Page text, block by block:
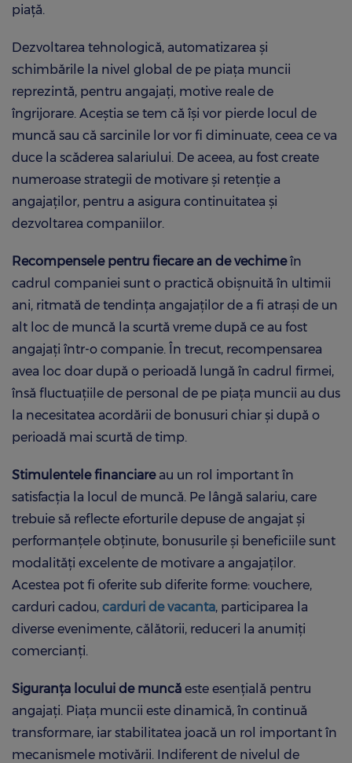
piață.
Dezvoltarea tehnologică, automatizarea și
schimbările la nivel global de pe piața muncii
reprezintă, pentru angajați, motive reale de
îngrijorare. Aceștia se tem că își vor pierde locul de
muncă sau că sarcinile lor vor fi diminuate, ceea ce va
duce la scăderea salariului. De aceea, au fost create
numeroase strategii de motivare și retenție a
angajaților, pentru a asigura continuitatea și
dezvoltarea companiilor.
Recompensele pentru fiecare an de vechimeîn
cadrul companiei sunt o practică obișnuită în ultimii
ani, ritmată de tendința angajaților de a fi atrași de un
alt loc de muncă la scurtă vreme după ce au fost
angajați într-o companie. În trecut, recompensarea
avea loc doar după o perioadă lungă în cadrul firmei,
însă fluctuațiile de personal de pe piața muncii au dus
la necesitatea acordării de bonusuri chiar și după o
perioadă mai scurtă de timp.
Stimulentele financiareau un rol important în
satisfacția la locul de muncă. Pe lângă salariu, care
trebuie să reflecte eforturile depuse de angajat și
performanțele obținute, bonusurile și beneficiile sunt
modalități excelente de motivare a angajaților.
Acestea pot fi oferite sub diferite forme: vouchere,
carduri cadou, carduri de vacanta, participarea la
diverse evenimente, călătorii, reduceri la anumiți
comercianți.
Siguranța locului de muncă este esențială pentru
angajați. Piața muncii este dinamică, în continuă
transformare, iar stabilitatea joacă un rol important în
mecanismele motivării. Indiferent de nivelul de